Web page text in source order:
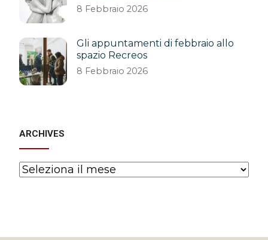
8 Febbraio 2026
Gli appuntamenti di febbraio allo
spazio Recreos
8 Febbraio 2026
ARCHIVES
Archives